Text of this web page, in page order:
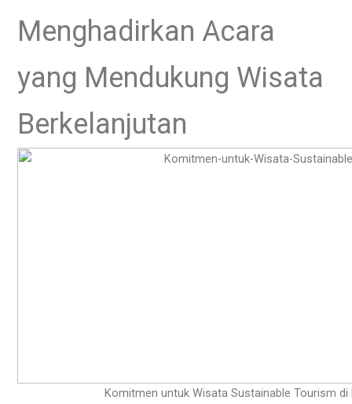
Menghadirkan Acara
yang Mendukung Wisata
Berkelanjutan
Komitmen untuk Wisata Sustainable Tourism di